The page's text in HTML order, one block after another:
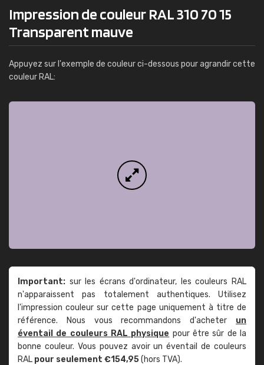
Impression de couleur RAL 310 70 15
Transparent mauve
Appuyez sur l'exemple de couleur ci-dessous pour agrandir cette
couleur RAL:
Important: sur les écrans d'ordinateur, les couleurs RAL
n'apparaissent pas totalement authentiques. Utilisez
l'impression couleur sur cette page uniquement à titre de
référence. Nous vous recommandons d'acheter un
éventail de couleurs RAL physique pour être sûr de la
bonne couleur. Vous pouvez avoir un éventail de couleurs
RAL pour seulement €154,95(hors TVA).